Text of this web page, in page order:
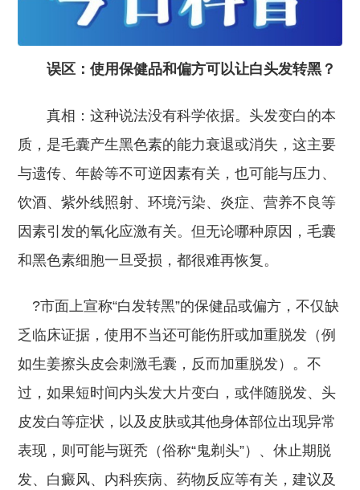
误区：使用保健品和偏方可以让白头发转黑？
真相：这种说法没有科学依据。头发变白的本
质，是毛囊产生黑色素的能力衰退或消失，这主要
与遗传、年龄等不可逆因素有关，也可能与压力、
饮酒、紫外线照射、环境污染、炎症、营养不良等
因素引发的氧化应激有关。但无论哪种原因，毛囊
和黑色素细胞一旦受损，都很难再恢复。
?市面上宣称“白发转黑”的保健品或偏方，不仅缺
乏临床证据，使用不当还可能伤肝或加重脱发（例
如生姜擦头皮会刺激毛囊，反而加重脱发）。不
过，如果短时间内头发大片变白，或伴随脱发、头
皮发白等症状，以及皮肤或其他身体部位出现异常
表现，则可能与斑秃（俗称“鬼剃头”）、休止期脱
发、白癜风、内科疾病、药物反应等有关，建议及